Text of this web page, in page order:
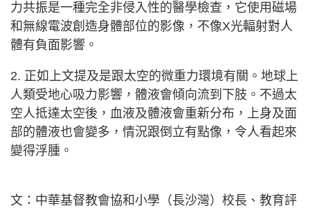
力共振是一種完全非侵入性的醫學檢查，它使用磁場
和無線電波創造身體部位的影像，不像X光輻射對人
體有負面影響。
2. 正如上文提及是跟太空的微重力環境有關。地球上
人類受地心吸力影響，體液會傾向流到下肢。不過太
空人抵達太空後，血液及體液會重新分布，上身及面
部的體液也會變多，情況跟倒立有點像，令人看起來
變得浮腫。
文：中華基督教會協和小學（長沙灣）校長、教育評